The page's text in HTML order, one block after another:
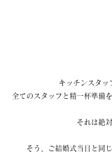
キッチンスタッ
全てのスタッフと精一杯準備
それは絶
そう、ご結婚式当日と同